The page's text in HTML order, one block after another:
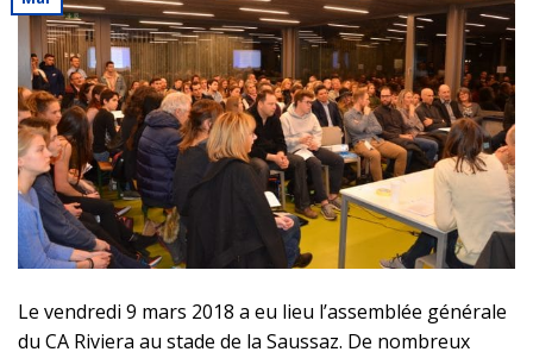
Le vendredi 9 mars 2018 a eu lieu l’assemblée générale
du CA Riviera au stade de la Saussaz. De nombreux